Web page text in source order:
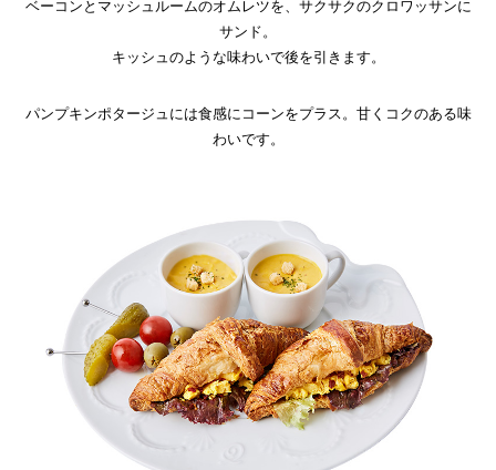
ベーコンとマッシュルームのオムレツを、サクサクのクロワッサンに
サンド。
キッシュのような味わいで後を引きます。
パンプキンポタージュには食感にコーンをプラス。甘くコクのある味
わいです。